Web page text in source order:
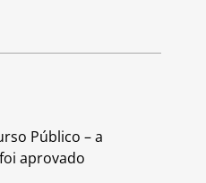
Público – a
aprovado